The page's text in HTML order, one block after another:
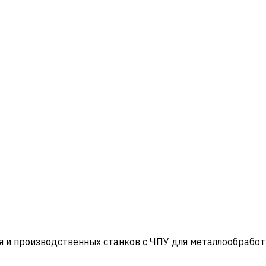
производственных станков с ЧПУ для